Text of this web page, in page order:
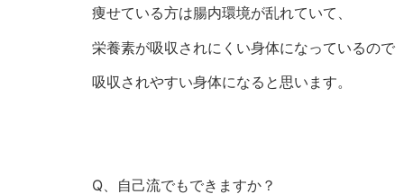
痩せている方は腸内環境が乱れていて、
栄養素が吸収されにくい身体になっているので
吸収されやすい身体になると思います。
Q、自己流でもできますか？